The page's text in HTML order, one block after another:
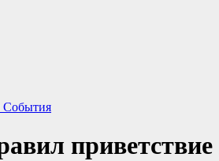
События